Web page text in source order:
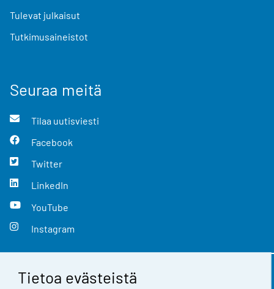
Tietoa evästeistä
Tulevat julkaisut
Tutkimusaineistot
Seuraa meitä
Tilaa uutisviesti
Facebook
Twitter
LinkedIn
YouTube
Instagram
Yhteystiedot